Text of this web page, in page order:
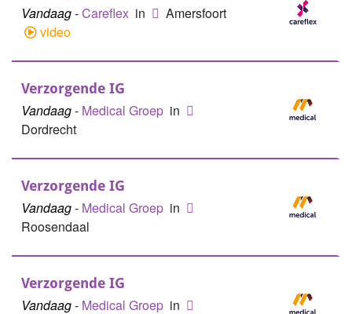
Vandaag-Careflex in
Amersfoort
video
Verzorgende IG
Vandaag- Medical Groep in
Dordrecht
Verzorgende IG
Vandaag- Medical Groep in
Roosendaal
Verzorgende IG
Vandaag- Medical Groep in